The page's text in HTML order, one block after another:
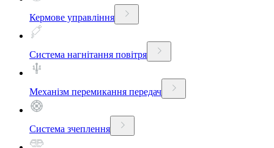
Кермове управління
Система нагнітання повітря
Механізм перемикання передач
Система зчеплення